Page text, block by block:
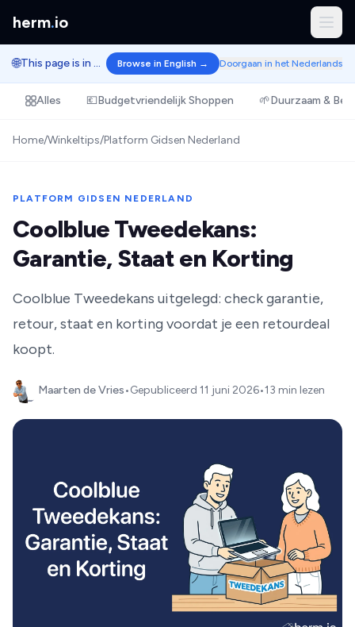
herm.io
🌐 This page is in Dutch. Browse in English → Doorgaan in het Nederlands
Alles 💶Budgetvriendelijk Shoppen 🌱Duurzaam &
Home/Winkeltips/Platform Gidsen Nederland
PLATFORM GIDSEN NEDERLAND
Coolblue Tweedekans:
Garantie, Staat en Korting
Coolblue Tweedekans uitgelegd: check garantie,
retour, staat en korting voordat je een retourdeal
koopt.
Maarten de Vries•Gepubliceerd 11 juni 2026•13 min lezen